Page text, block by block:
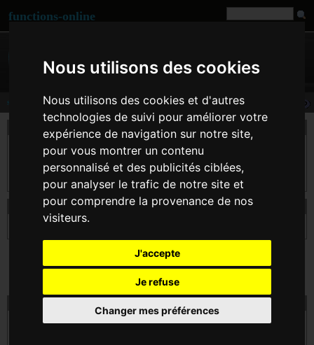
Nous utilisons des cookies
Nous utilisons des cookies et d'autres
technologies de suivi pour améliorer votre
expérience de navigation sur notre site,
pour vous montrer un contenu
personnalisé et des publicités ciblées,
pour analyser le trafic de notre site et
pour comprendre la provenance de nos
visiteurs.
J'accepte
Je refuse
Changer mes préférences
functions-online
strtotime
strtotime() essaye de lire une date au format anglais US dans la chaîne $time, et de la
transformer en timestamp Unix (le nombre de secondes depuis le 1er Janvier 1970 à
00:00:00 UTC), relativement au timestamp $now, ou à la date courante si ce dernier
déclaration d' strtotime